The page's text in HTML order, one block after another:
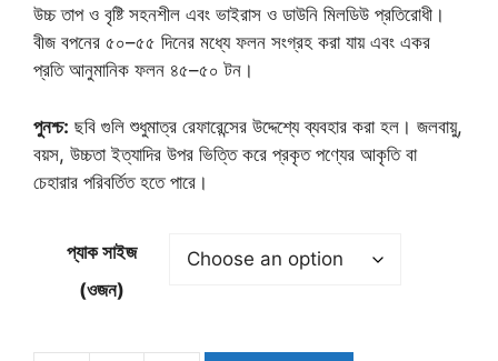
through
110.00৳
উচ্চ তাপ ও বৃষ্টি সহনশীল এবং ভাইরাস ও ডাউনি মিলডিউ প্রতিরোধী।
বীজ বপনের ৫০–৫৫ দিনের মধ্যে ফলন সংগ্রহ করা যায় এবং একর
প্রতি আনুমানিক ফলন ৪৫–৫০ টন।
পুনশ্চ: ছবি গুলি শুধুমাত্র রেফারেন্সের উদ্দেশ্যে ব্যবহার করা হল। জলবায়ু,
বয়স, উচ্চতা ইত্যাদির উপর ভিত্তি করে প্রকৃত পণ্যের আকৃতি বা
চেহারার পরিবর্তিত হতে পারে।
প্যাক সাইজ
(ওজন)